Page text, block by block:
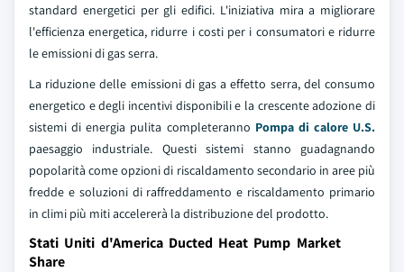
standard energetici per gli edifici. L'iniziativa mira a migliorare
l'efficienza energetica, ridurre i costi per i consumatori e ridurre
le emissioni di gas serra.
La riduzione delle emissioni di gas a effetto serra, del consumo
energetico e degli incentivi disponibili e la crescente adozione di
sistemi di energia pulita completeranno Pompa di calore U.S.
paesaggio industriale. Questi sistemi stanno guadagnando
popolarità come opzioni di riscaldamento secondario in aree più
fredde e soluzioni di raffreddamento e riscaldamento primario
in climi più miti accelererà la distribuzione del prodotto.
Stati Uniti d'America Ducted Heat Pump Market
Share